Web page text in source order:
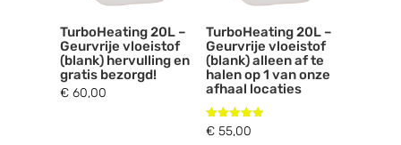
TurboHeating 20L –
Geurvrije vloeistof
(blank) hervulling en
gratis bezorgd!
€ 60,00
TurboHeating 20L –
Geurvrije vloeistof
(blank) alleen af te
halen op 1 van onze
afhaal locaties
Gewaardeerd
5.00
€ 55,00